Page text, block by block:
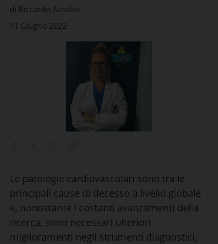
di Riccardo Azzolini
11 Giugno 2022
Le patologie cardiovascolari sono tra le
principali cause di decesso a livello globale
e, nonostante i costanti avanzamenti della
ricerca, sono necessari ulteriori
miglioramenti negli strumenti diagnostici,